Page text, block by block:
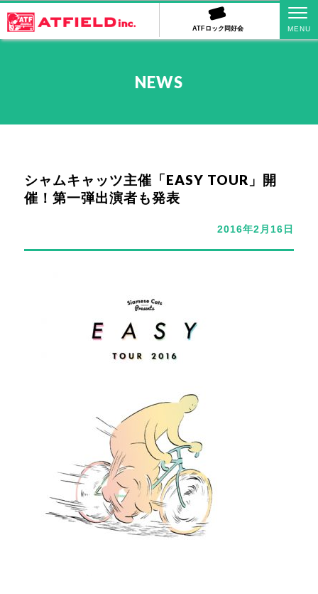
ATFロック同好会
NEWS
シャムキャッツ主催「EASY TOUR」開
催！第一弾出演者も発表
2016年2月16日